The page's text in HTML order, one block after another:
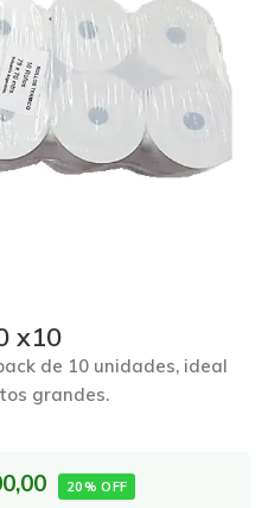
x10
de 10 unidades, ideal
grandes.
20% OFF